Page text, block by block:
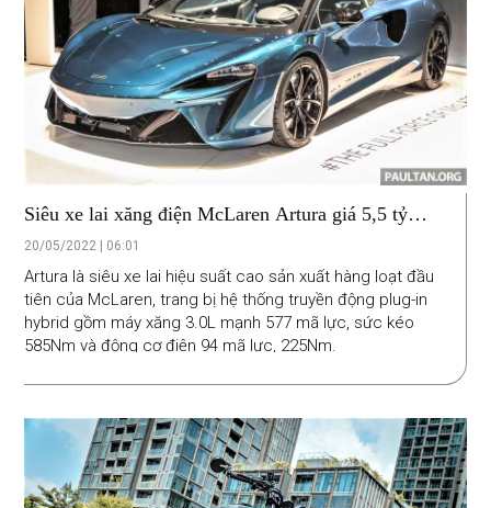
Siêu xe lai xăng điện McLaren Artura giá 5,5 tỷ
đồng
20/05/2022 | 06:01
Artura là siêu xe lai hiệu suất cao sản xuất hàng loạt đầu
tiên của McLaren, trang bị hệ thống truyền động plug-in
hybrid gồm máy xăng 3.0L mạnh 577 mã lực, sức kéo
585Nm và động cơ điện 94 mã lực, 225Nm.